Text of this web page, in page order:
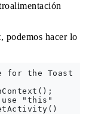
podemos hacer lo
for the Toast
"this"